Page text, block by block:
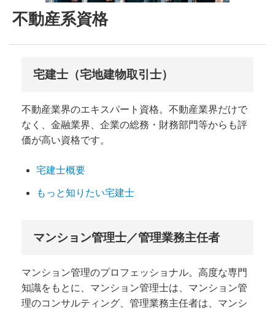
不動産系資格
宅建士（宅地建物取引士）
不動産業界のエキスパート資格。不動産業界だけで
なく、金融業界、企業の総務・財務部門等からも評
価が高い資格です。
宅建士概要
もっと知りたい宅建士
マンション管理士／管理業務主任者
マンション管理のプロフェッショナル。高度な専門
知識をもとに、マンション管理士は、マンション管
理のコンサルティング、管理業務主任者は、マンシ